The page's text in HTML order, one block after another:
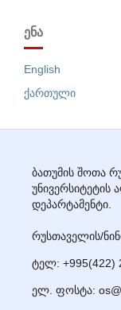
ᲔᲜᲐ
English
ქართული
ბათუმის შოთა
უნივერსიტეტის
დეპარტამენტი.
რუსთაველის/
ტელ: +995(422)
ელ. ფოსტა: